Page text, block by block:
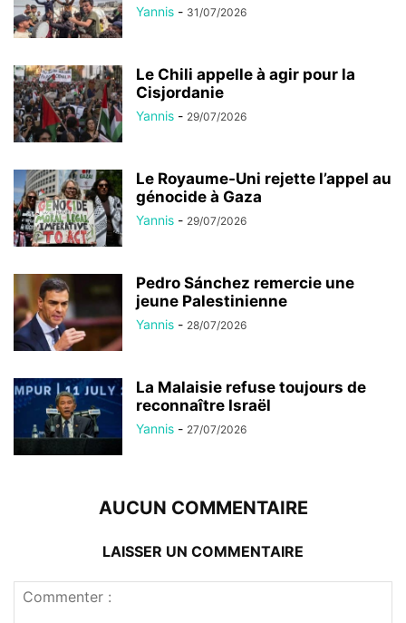
Yannis - 31/07/2026
Le Chili appelle à agir pour la
Cisjordanie
Yannis - 29/07/2026
Le Royaume-Uni rejette l’appel au
génocide à Gaza
Yannis - 29/07/2026
Pedro Sánchez remercie une
jeune Palestinienne
Yannis - 28/07/2026
La Malaisie refuse toujours de
reconnaître Israël
Yannis - 27/07/2026
AUCUN COMMENTAIRE
LAISSER UN COMMENTAIRE